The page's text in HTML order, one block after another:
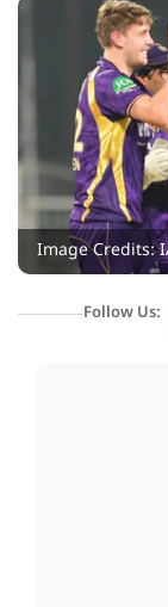
Image Credits:
Follow Us: